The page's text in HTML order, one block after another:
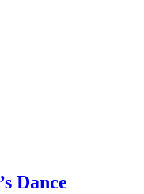
Dance